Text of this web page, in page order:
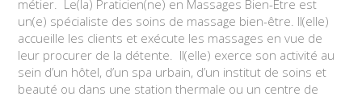
métier. Le(la) Praticien(ne) en Massages Bien-Être est
un(e) spécialiste des soins de massage bien-être. Il(elle)
accueille les clients et exécute les massages en vue de
leur procurer de la détente. Il(elle) exerce son activité au
sein d’un hôtel, d’un spa urbain, d’un institut de soins et
beauté ou dans une station thermale ou un centre de